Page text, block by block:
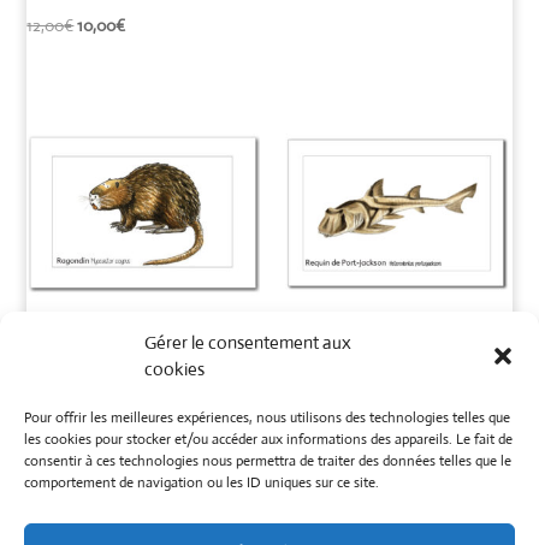
Gérer le consentement aux
cookies
Pour offrir les meilleures expériences, nous utilisons des technologies telles que
les cookies pour stocker et/ou accéder aux informations des appareils. Le fait de
consentir à ces technologies nous permettra de traiter des données telles que le
comportement de navigation ou les ID uniques sur ce site.
12,00€Le
10,00€Le
Carte Ragondin
1,00€
Carte requin de
1,00€